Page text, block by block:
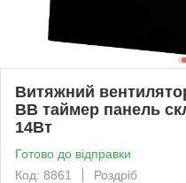
Витяжний
BB таймер панель
14Вт
Готово до відправки
Код: 8861
Роздріб